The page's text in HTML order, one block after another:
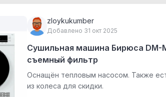
zloykukumber
Добавлено 31 окт 2025
Сушильная машина Бирюса DM-
съемный фильтр
Оснащён тепловым насосом. Также
из колеса для скидки.